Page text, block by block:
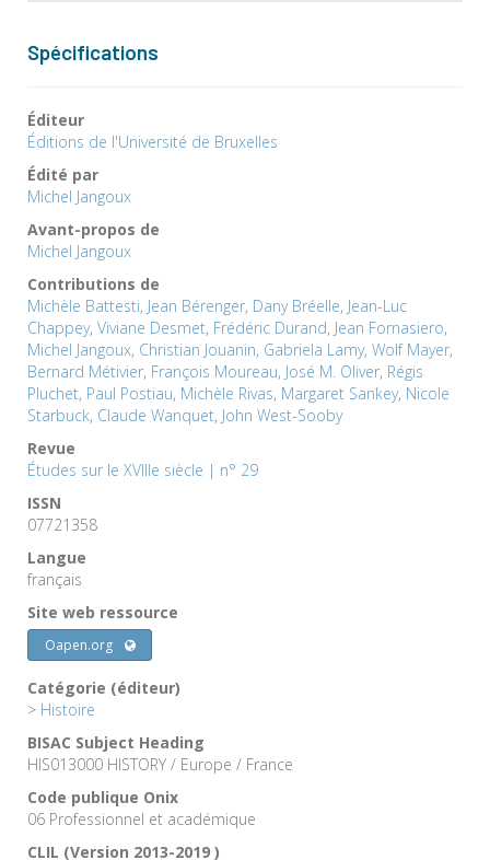
Spécifications
Éditeur
Éditions de l'Université de Bruxelles
Édité par
Michel Jangoux
Avant-propos de
Michel Jangoux
Contributions de
Michèle Battesti, Jean Bérenger, Dany Bréelle, Jean-Luc
Chappey, Viviane Desmet, Frédéric Durand, Jean Fornasiero,
Michel Jangoux, Christian Jouanin, Gabriela Lamy, Wolf Mayer,
Bernard Métivier, François Moureau, José M. Oliver, Régis
Pluchet, Paul Postiau, Michèle Rivas, Margaret Sankey, Nicole
Starbuck, Claude Wanquet, John West-Sooby
Revue
Études sur le XVIIIe siècle | n° 29
ISSN
07721358
Langue
français
Site web ressource
Oapen.org
Catégorie (éditeur)
> Histoire
BISAC Subject Heading
HIS013000 HISTORY / Europe / France
Code publique Onix
06 Professionnel et académique
CLIL (Version 2013-2019 )